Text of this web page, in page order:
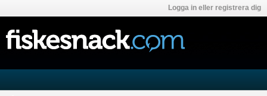
Logga in eller registrera dig